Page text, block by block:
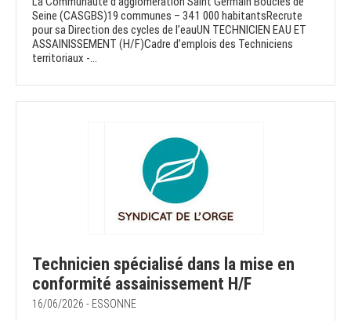
Seine (CASGBS)19 communes – 341 000 habitantsRecrute
pour sa Direction des cycles de l’eauUN TECHNICIEN EAU ET
ASSAINISSEMENT (H/F)Cadre d’emplois des Techniciens
territoriaux -...
Technicien spécialisé dans la mise en
conformité assainissement H/F
16/06/2026 - ESSONNE